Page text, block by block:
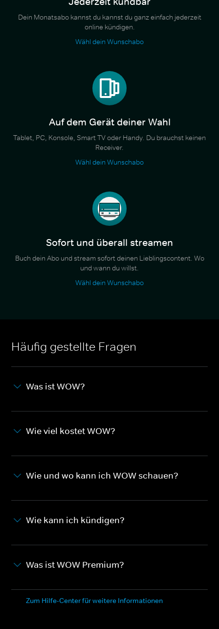
Dein Monatsabo kannst du kannst du ganz einfach jederzeit
online kündigen.
Wähl dein Wunschabo
Auf dem Gerät deiner Wahl
Tablet, PC, Konsole, Smart TV oder Handy. Du brauchst keinen
Receiver.
Wähl dein Wunschabo
Sofort und überall streamen
Buch dein Abo und stream sofort deinen Lieblingscontent. Wo
und wann du willst.
Wähl dein Wunschabo
Häufig gestellte Fragen
Was ist WOW?
Wie viel kostet WOW?
Wie und wo kann ich WOW schauen?
Wie kann ich kündigen?
Was ist WOW Premium?
Zum Hilfe-Center für weitere Informationen